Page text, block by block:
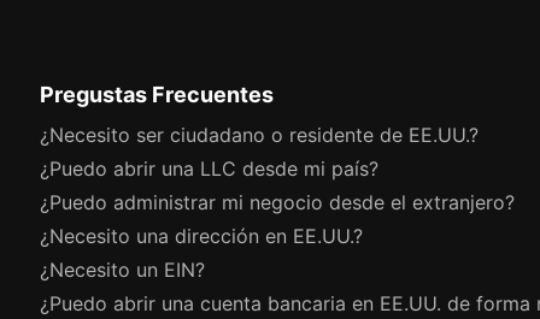
Pregustas Frecuentes
¿Necesito ser ciudadano o residente de EE.UU.?
¿Puedo abrir una LLC desde mi país?
¿Puedo administrar mi negocio desde el extranjero?
¿Necesito una dirección en EE.UU.?
¿Necesito un EIN?
¿Puedo abrir una cuenta bancaria en EE.UU. de forma